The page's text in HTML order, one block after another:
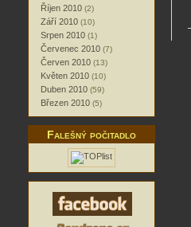
Říjen 2010 (2)
Září 2010 (10)
Srpen 2010 (1)
Červenec 2010 (7)
Červen 2010 (13)
Květen 2010 (10)
Duben 2010 (59)
Březen 2010 (5)
Falešný počitadlo